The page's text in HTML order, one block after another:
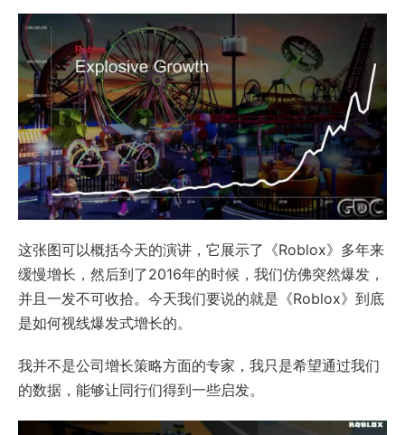
这张图可以概括今天的演讲，它展示了《Roblox》多年来
缓慢增长，然后到了2016年的时候，我们仿佛突然爆发，
并且一发不可收拾。今天我们要说的就是《Roblox》到底
是如何视线爆发式增长的。
我并不是公司增长策略方面的专家，我只是希望通过我们
的数据，能够让同行们得到一些启发。